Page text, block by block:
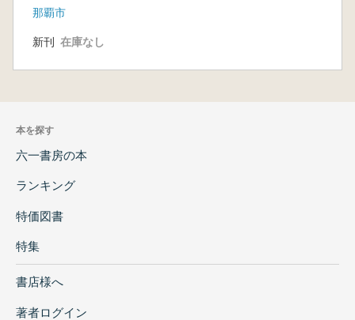
那覇市
新刊 在庫なし
本を探す
六一書房の本
ランキング
特価図書
特集
書店様へ
著者ログイン